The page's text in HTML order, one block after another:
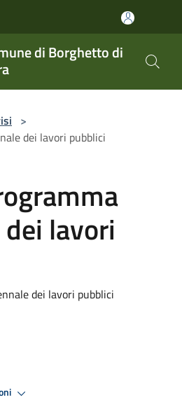
di Borghetto di
>
dei lavori pubblici
lavori
dei lavori pubblici